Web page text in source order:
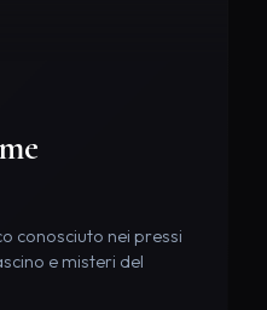
conosciuto nei pressi
e misteri del